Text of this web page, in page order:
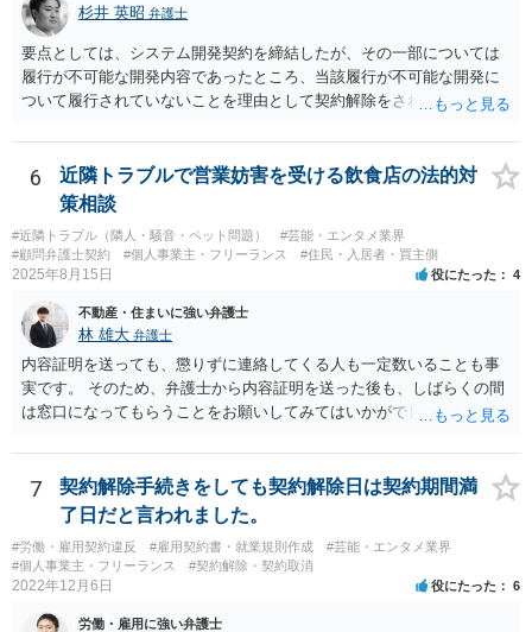
杉井 英昭 弁護士
要点としては、システム開発契約を締結したが、その一部については
履行が不可能な開発内容であったところ、当該履行が不可能な開発に
ついて履行されていないことを理由として契約解除をされた。そこ
いうご質問であると理解しました。 まず、「物理的にできない開発で
一方的に契約不履行のように伝えられ」とのことですが、「物理的に
できない」と真に言えるのかどうか、なぜ「物理的にできない開発」
を請け負うことになったのかが問題です。 もし、「物理的にできな
い」という意味が、単に「契約に記載された納期では間に合わない」
ということであれば、それは単純に履行遅滞を理由とする債務不履行
そのような開発は理論的に不可能（例えば、タイムマシンを作るとい
う契約等）であれば、契約自体が無効になる可能性があります。 いず
れの場合であっても、結局は、上記の「物理的にできない」部分を除
いた部分は開発完了しているということですから、その部分に相当す
る請負代金は請求できる可能性があります。 ただし、当該開発完了部
以上で、より個別的なお話は、詳しい契約内容や開発内容を知る必要
がありますので、正式に弁護士に相談することも検討された方がよい
と思います。
6
近隣トラブルで営業妨害を受ける飲食店の法的対
策相談
#近隣トラブル（隣人・騒音・ペット問題）
#芸能・エンタメ業界
#顧問弁護士契約
#個人事業主・フリーランス #住民・入居者・買主側
2025年8月15日 役にたった 4
不動産・住まいに強い弁護士
林 雄大 弁護士
内容証明を送っても、懲りずに連絡してくる人も一定数いることも事
実です。 そのため、弁護士から内容証明を送った後も、しばらくの間
は窓口になってもらうことをお願いしてみてはいかがでしょうか。 そ
口（弁護士に）言ってください」とだけお伝えし、それ以外には一切
応じないという姿勢をとることができるため、スタッフの方の負担軽
減を図れると思います。 大変な状況かと思いますが、ご参考になりま
7
契約解除手続きをしても契約解除日は契約期間満
了日だと言われました。
#労働・雇用契約違反 #雇用契約書・就業規則作成
#芸能・エンタメ業界
#個人事業主・フリーランス
#契約解除・契約取消
2022年12月6日 役にたった 6
労働・雇用に強い弁護士